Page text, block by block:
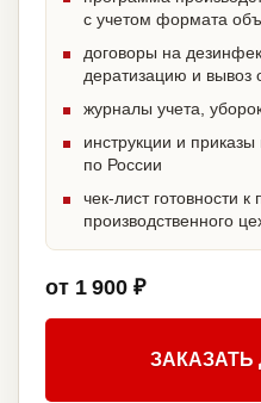
с учетом формата
договоры на
дератизацию и вывоз
журналы учета,
инструкции и
по России
чек-лист готовности к
производственного
от 1 900 ₽
ЗАКАЗАТЬ